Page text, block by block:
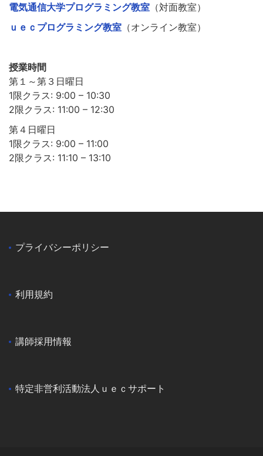
電気通信大学プログラミング教室 （対面教室）
ｕｅｃプログラミング教室 （オンライン教室）
授業時間
第１～第３日曜日
1限クラス: 9:00 – 10:30
2限クラス: 11:00 – 12:30
第４日曜日
1限クラス: 9:00 – 11:00
2限クラス: 11:10 – 13:10
プライバシーポリシー
利用規約
講師採用情報
特定非営利活動法人ｕｅｃサポート